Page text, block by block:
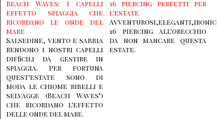
Beach Waves: i capelli
effetto spiaggia che
ricordano le onde del
mare
Salsedine, vento e sabbia
rendono i nostri capelli
difficili da gestire in
spiaggia. Per fortuna
quest'estate sono di
moda le chiome ribelli e
selvagge (Beach Waves")
che ricordano l'effetto
delle onde del mare.
16 piercing perfetti per
l'estate
16 piercing all'orecchio
da non mancare questa
estate.